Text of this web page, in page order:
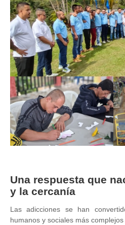
Una respuesta que
y la cercanía
Las adicciones se han
humanos y sociales más